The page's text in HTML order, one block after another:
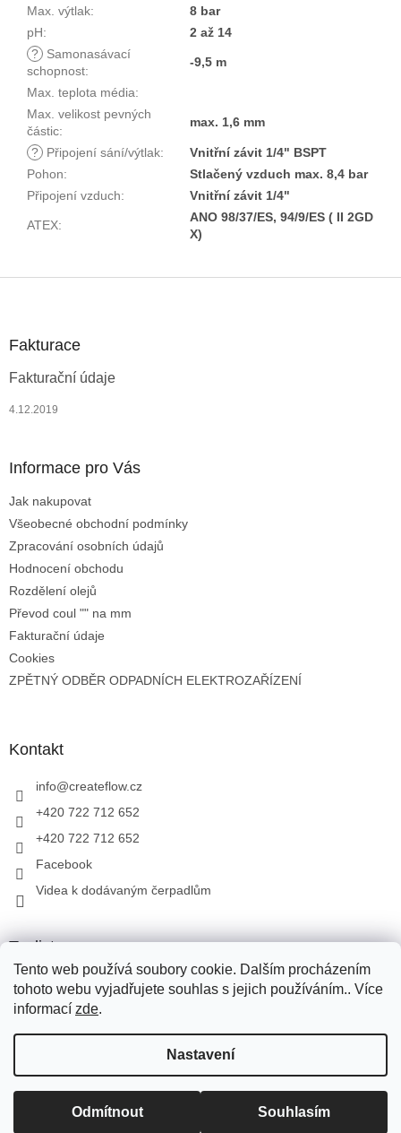
Tento web používá soubory cookie. Dalším procházením
tohoto webu vyjadřujete souhlas s jejich používáním.. Více
informací zde.
Nastavení
Odmítnout Souhlasím
přepravu zboží na Slovensko využíváme Zásilkovnu, PPL. V
případě dotazů volejte na tel.: +420 722 712 652, nebo pište na e-
mail: info@createflow.cz. Recyklační poplatek je zahrnut do ceny
produktu. Na dodané produkty, zajišťujeme záruční a pozáruční
Max. výtlak:
8 bar
pH:
2 až 14
?
Samonasávací
schopnost:
-9,5 m
Max. teplota média:
Max. velikost pevných
částic:
max. 1,6 mm
? Připojení sání/výtlak:
Vnitřní závit 1/4" BSPT
Pohon:
Stlačený vzduch max. 8,4 bar
Připojení vzduch: Vnitřní závit 1/4"
ATEX:
ANO 98/37/ES, 94/9/ES ( II 2GD
X)
Fakturace
Fakturační údaje
4.12.2019
Informace pro Vás
Jak nakupovat
Všeobecné obchodní podmínky
Zpracování osobních údajů
Hodnocení obchodu
Rozdělení olejů
Převod coul "" na mm
Fakturační údaje
Cookies
ZPĚTNÝ ODBĚR ODPADNÍCH ELEKTROZAŘÍZENÍ
Kontakt
info@createflow.cz
+420 722 712 652
+420 722 712 652
Facebook
Videa k dodávaným čerpadlům
Toplist
. Všechna práva vyhrazena.